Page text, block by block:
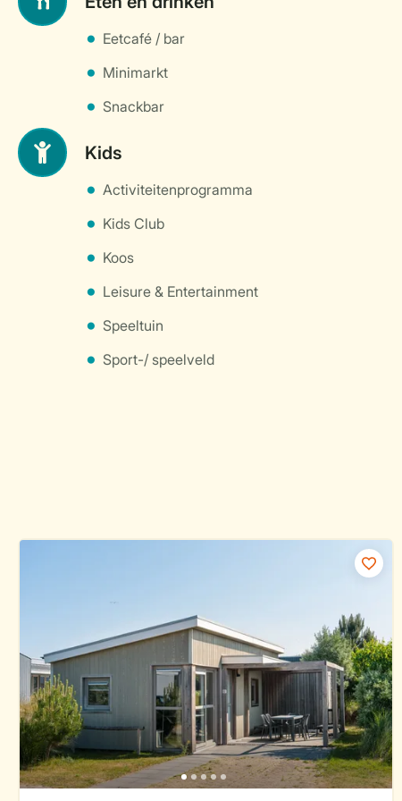
Eetcafé / bar
Minimarkt
Snackbar
Kids
Activiteitenprogramma
Kids Club
Koos
Leisure & Entertainment
Speeltuin
Sport-/ speelveld